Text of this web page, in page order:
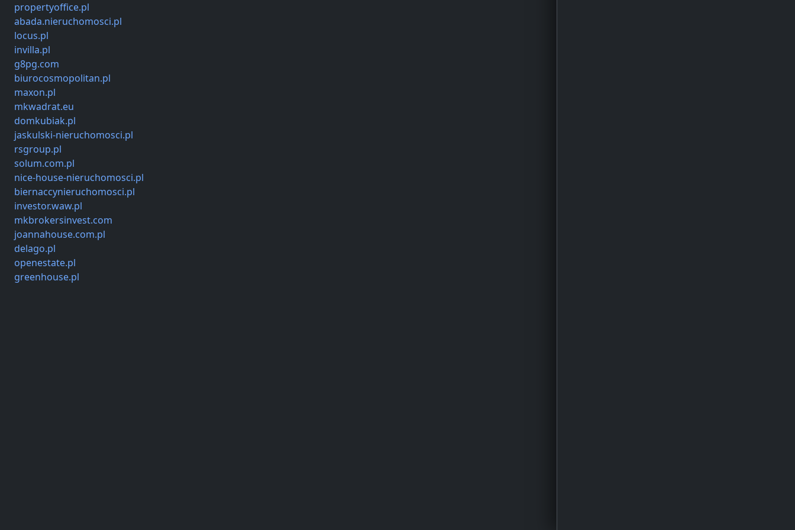
propertyoffice.pl
abada.nieruchomosci.pl
locus.pl
invilla.pl
g8pg.com
biurocosmopolitan.pl
maxon.pl
mkwadrat.eu
domkubiak.pl
jaskulski-nieruchomosci.pl
rsgroup.pl
solum.com.pl
nice-house-nieruchomosci.pl
biernaccynieruchomosci.pl
investor.waw.pl
mkbrokersinvest.com
joannahouse.com.pl
delago.pl
openestate.pl
greenhouse.pl